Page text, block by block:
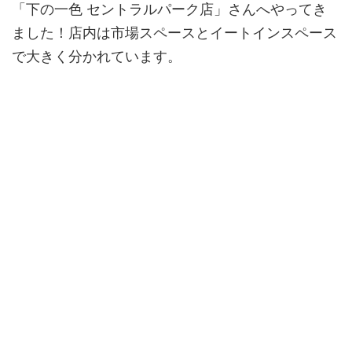
「下の一色 セントラルパーク店」さんへやってき
ました！店内は市場スペースとイートインスペース
で大きく分かれています。